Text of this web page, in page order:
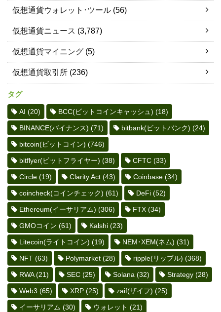
仮想通貨ウォレット･ツール (56)
仮想通貨ニュース (3,787)
仮想通貨マイニング (5)
仮想通貨取引所 (236)
タグ
AI (20) BCC(ビットコインキャッシュ) (18)
BINANCE(バイナンス) (71) bitbank(ビットバンク) (24)
bitcoin(ビットコイン) (746)
bitflyer(ビットフライヤー) (38) CFTC (33)
Circle (19) Clarity Act (43) Coinbase (34)
coincheck(コインチェック) (61) DeFi (52)
Ethereum(イーサリアム) (306) FTX (34)
GMOコイン (61) Kalshi (23)
Litecoin(ライトコイン) (19) NEM･XEM(ネム) (31)
NFT (63) Polymarket (28) ripple(リップル) (368)
RWA(21) SEC (25) Solana (32) Strategy (28)
Web3 (65) XRP (25) zaif(ザイフ) (25)
イーサリアム (30) ウォレット (21)